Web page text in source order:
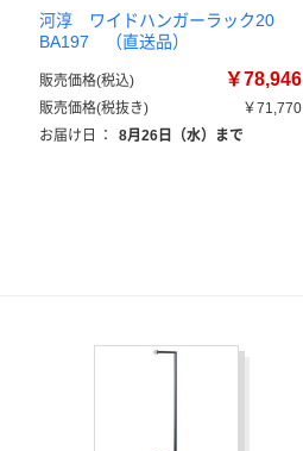
河淳 ワイドハンガーラック20
BA197 （直送品）
販売価格(税込) ￥78,946
販売価格(税抜き)
￥71,770
お届け日
： 8月26日（水）まで